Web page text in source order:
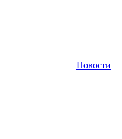
Новости